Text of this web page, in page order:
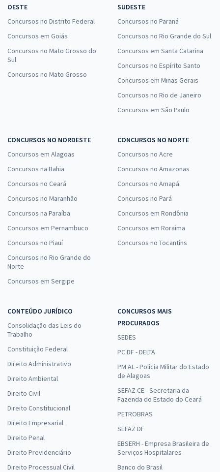
OESTE
Concursos no Distrito Federal
Concursos em Goiás
Concursos no Mato Grosso do
Sul
Concursos no Mato Grosso
SUDESTE
Concursos no Paraná
Concursos no Rio Grande do Sul
Concursos em Santa Catarina
Concursos no Espírito Santo
Concursos em Minas Gerais
Concursos no Rio de Janeiro
Concursos em São Paulo
CONCURSOS NO NORDESTE
Concursos em Alagoas
Concursos na Bahia
Concursos no Ceará
Concursos no Maranhão
Concursos na Paraíba
Concursos em Pernambuco
Concursos no Piauí
Concursos no Rio Grande do
Norte
Concursos em Sergipe
CONCURSOS NO NORTE
Concursos no Acre
Concursos no Amazonas
Concursos no Amapá
Concursos no Pará
Concursos em Rondônia
Concursos em Roraima
Concursos no Tocantins
CONTEÚDO JURÍDICO
Consolidação das Leis do
Trabalho
Constituição Federal
Direito Administrativo
Direito Ambiental
Direito Civil
Direito Constitucional
Direito Empresarial
Direito Penal
Direito Previdenciário
Direito Processual Civil
CONCURSOS MAIS
PROCURADOS
SEDES
PC DF - DELTA
PM AL - Polícia Militar do Estado
de Alagoas
SEFAZ CE - Secretaria da
Fazenda do Estado do Ceará
PETROBRAS
SEFAZ DF
EBSERH - Empresa Brasileira de
Serviços Hospitalares
Banco do Brasil